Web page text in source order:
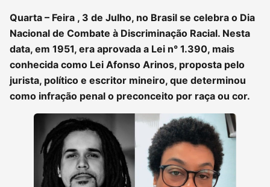
Quarta – Feira , 3 de Julho, no Brasil se celebra o Dia
Nacional de Combate à Discriminação Racial. Nesta
data, em 1951, era aprovada a Lei n° 1.390, mais
conhecida como Lei Afonso Arinos, proposta pelo
jurista, político e escritor mineiro, que determinou
como infração penal o preconceito por raça ou cor.